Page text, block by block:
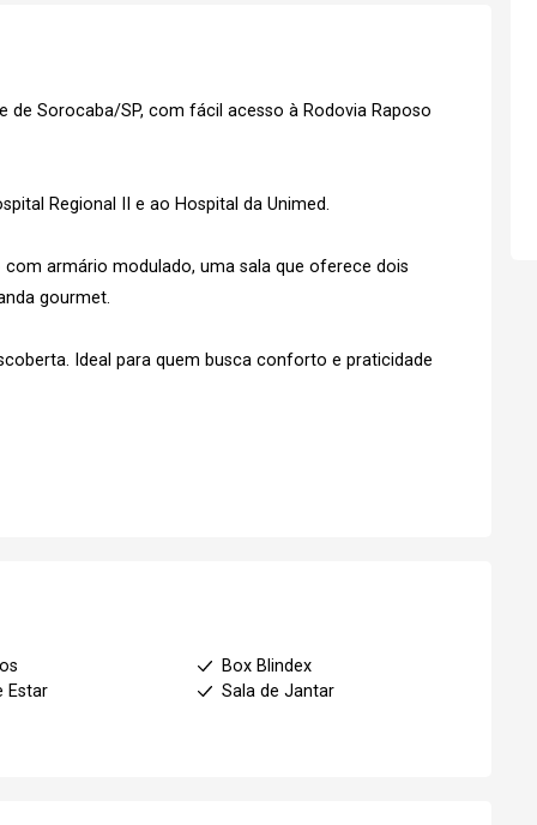
de Sorocaba/SP, com fácil acesso à Rodovia Raposo
Regional II e ao Hospital da Unimed.
armário modulado, uma sala que oferece dois
gourmet.
Ideal para quem busca conforto e praticidade
Box Blindex
Estar
Sala de Jantar
horário para você?
visita